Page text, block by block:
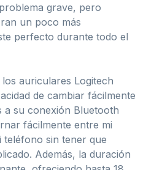
grave, pero
un poco más
perfecto durante todo el
auriculares Logitech
de cambiar fácilmente
a su conexión Bluetooth
fácilmente entre mi
sin tener que
Además, la duración